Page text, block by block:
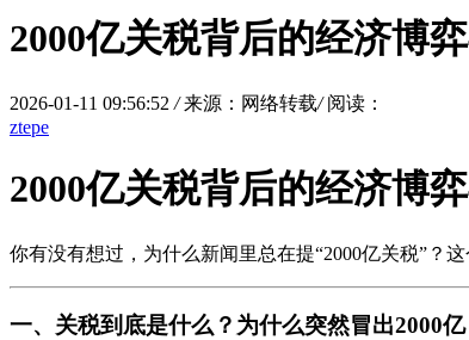
2000亿关税背后的经济博
2026-01-11 09:56:52 / 来源：网络转载/ 阅读：
ztepe
2000亿关税背后的经济博
你有没有想过，为什么新闻里总在提“2000亿关税”？
一、关税到底是什么？为什么突然冒出2000亿